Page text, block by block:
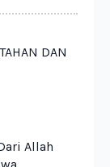
DAN
Allah